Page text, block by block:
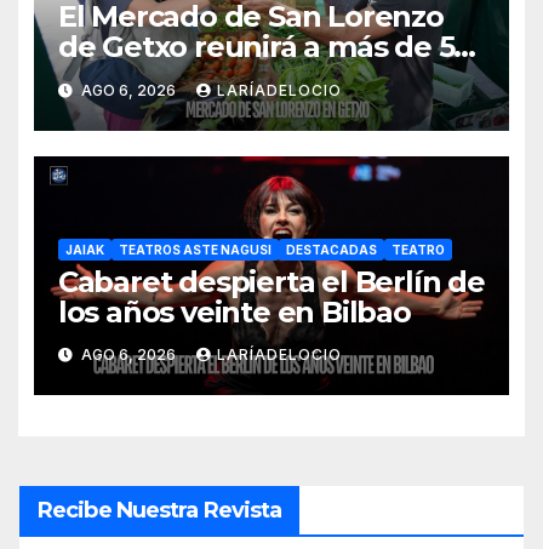
El Mercado de San Lorenzo
de Getxo reunirá a más de 50
productores del País Vasco
AGO 6, 2026 LARÍADELOCIO
JAIAK TEATROS ASTE NAGUSI DESTACADAS TEATRO
Cabaret despierta el Berlín de
los años veinte en Bilbao
AGO 6, 2026 LARÍADELOCIO
Recibe Nuestra Revista